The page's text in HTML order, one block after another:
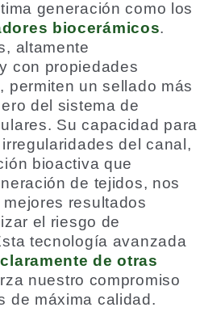
generación como los
biocerámicos.
altamente
con propiedades
permiten un sellado más
del sistema de
Su capacidad para
del canal,
bioactiva que
de tejidos, nos
resultados
el riesgo de
tecnología avanzada
de otras
nuestro compromiso
de máxima calidad.